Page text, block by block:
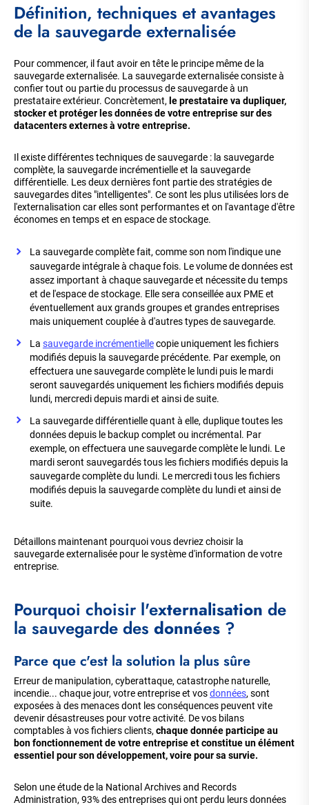
Définition, techniques et avantages
de la sauvegarde externalisée
Pour commencer, il faut avoir en tête le principe même de la
sauvegarde externalisée. La sauvegarde externalisée consiste à
confier tout ou partie du processus de sauvegarde à un
prestataire extérieur. Concrètement, le prestataire va dupliquer,
stocker et protéger les données de votre entreprise sur des
datacenters externes à votre entreprise.
Il existe différentes techniques de sauvegarde : la sauvegarde
complète, la sauvegarde incrémentielle et la sauvegarde
différentielle. Les deux dernières font partie des stratégies de
sauvegardes dites "intelligentes". Ce sont les plus utilisées lors de
l'externalisation car elles sont performantes et on l'avantage d'être
économes en temps et en espace de stockage.
La sauvegarde complète fait, comme son nom l'indique une
sauvegarde intégrale à chaque fois. Le volume de données est
assez important à chaque sauvegarde et nécessite du temps
et de l'espace de stockage. Elle sera conseillée aux PME et
éventuellement aux grands groupes et grandes entreprises
mais uniquement couplée à d'autres types de sauvegarde.
La sauvegarde incrémentiellecopie uniquement les fichiers
modifiés depuis la sauvegarde précédente. Par exemple, on
effectuera une sauvegarde complète le lundi puis le mardi
seront sauvegardés uniquement les fichiers modifiés depuis
lundi, mercredi depuis mardi et ainsi de suite.
La sauvegarde différentielle quant à elle, duplique toutes les
données depuis le backup complet ou incrémental. Par
exemple, on effectuera une sauvegarde complète le lundi. Le
mardi seront sauvegardés tous les fichiers modifiés depuis la
sauvegarde complète du lundi. Le mercredi tous les fichiers
modifiés depuis la sauvegarde complète du lundi et ainsi de
suite.
Détaillons maintenant pourquoi vous devriez choisir la
sauvegarde externalisée pour le système d'information de votre
entreprise.
Pourquoi choisir l'externalisation de
la sauvegarde des données ?
Parce que c'est la solution la plus sûre
Erreur de manipulation, cyberattaque, catastrophe naturelle,
incendie... chaque jour, votre entreprise et vosdonnées, sont
exposées à des menaces dont les conséquences peuvent vite
devenir désastreuses pour votre activité. De vos bilans
comptables à vos fichiers clients,chaque donnée participe au
bon fonctionnement de votre entreprise et constitue un élément
essentiel pour son développement, voire pour sa survie.
Selon une étude de la National Archives and Records
Administration, 93% des entreprises qui ont perdu leurs données